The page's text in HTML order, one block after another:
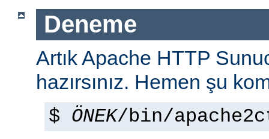
Deneme
Artık Apache HTTP
hazırsınız. Hemen şu
$ ÖNEK/bin/